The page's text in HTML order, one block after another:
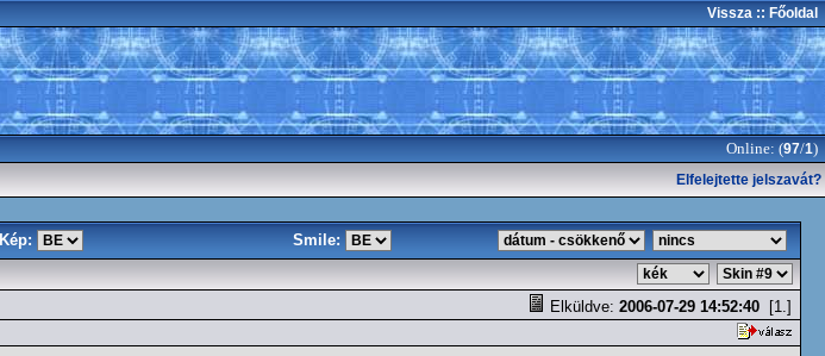
Vissza :: Főoldal
Online: (97/1)
Elfelejtette jelszavát?
Kép: Smile:
Elküldve: 2006-07-29 14:52:40 [1.]